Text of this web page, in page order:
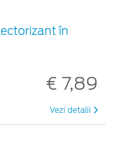
în
€ 7,89
Vezi detalii